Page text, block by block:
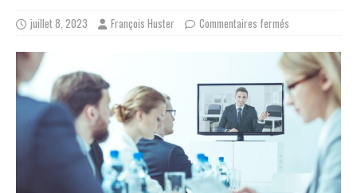
juillet 8, 2023 François Huster Commentaires fermés